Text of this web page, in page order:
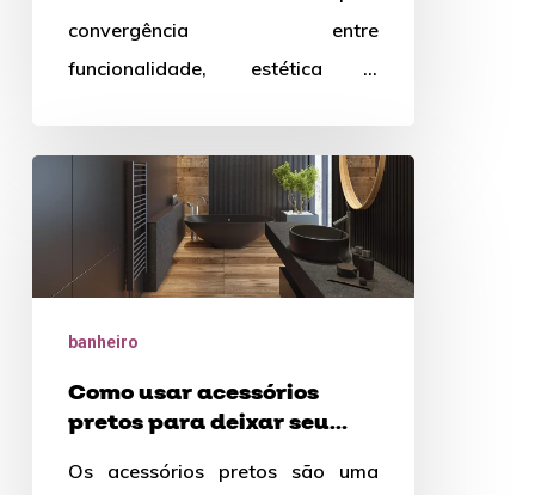
convergência entre
funcionalidade, estética e
que estão moldando os banheiros
modernos,…
acessórios
pretos
banheiro
mais
banheiro
Como usar acessórios
pretos para deixar seu
Os acessórios pretos são uma